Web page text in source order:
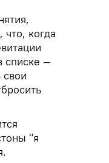
когда
списке —
"я